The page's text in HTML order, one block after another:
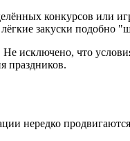
конкурсов или
закуски подобно
исключено, что
праздников.
нередко